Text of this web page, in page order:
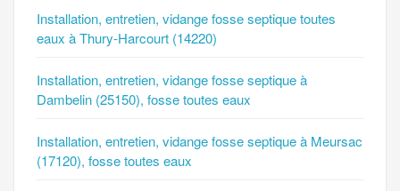
Installation, entretien, vidange fosse septique toutes
eaux à Thury-Harcourt (14220)
Installation, entretien, vidange fosse septique à
Dambelin (25150), fosse toutes eaux
Installation, entretien, vidange fosse septique à Meursac
(17120), fosse toutes eaux